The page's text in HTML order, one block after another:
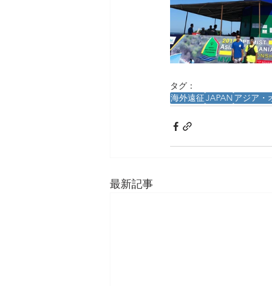
タグ：
海外遠征JAPAN アジア・
最新記事